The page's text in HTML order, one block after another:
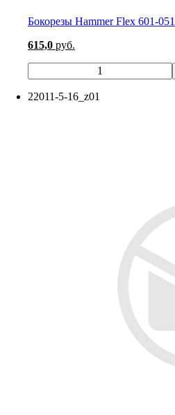
Бокорезы Hammer Flex 601-
615,0 руб.
22011-5-16_z01